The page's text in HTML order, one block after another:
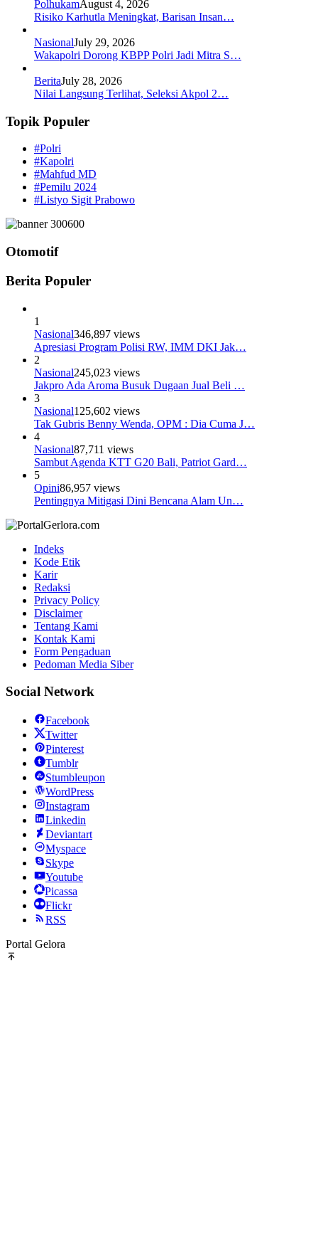
PolhukamAugust 4, 2026
Risiko Karhutla Meningkat, Barisan Insan…
NasionalJuly 29, 2026
Wakapolri Dorong KBPP Polri Jadi Mitra S…
BeritaJuly 28, 2026
Nilai Langsung Terlihat, Seleksi Akpol 2…
Topik Populer
#Polri
#Kapolri
#Mahfud MD
#Pemilu 2024
#Listyo Sigit Prabowo
Otomotif
Berita Populer
1
Nasional346,897 views
Apresiasi Program Polisi RW, IMM DKI Jak…
2
Nasional245,023 views
Jakpro Ada Aroma Busuk Dugaan Jual Beli …
3
Nasional125,602 views
Tak Gubris Benny Wenda, OPM : Dia Cuma J…
4
Nasional87,711 views
Sambut Agenda KTT G20 Bali, Patriot Gard…
5
Opini86,957 views
Pentingnya Mitigasi Dini Bencana Alam Un…
Indeks
Kode Etik
Karir
Redaksi
Privacy Policy
Disclaimer
Tentang Kami
Kontak Kami
Form Pengaduan
Pedoman Media Siber
Social Network
Facebook
Twitter
Pinterest
Tumblr
Stumbleupon
WordPress
Instagram
Linkedin
Deviantart
Myspace
Skype
Youtube
Picassa
Flickr
RSS
Portal Gelora